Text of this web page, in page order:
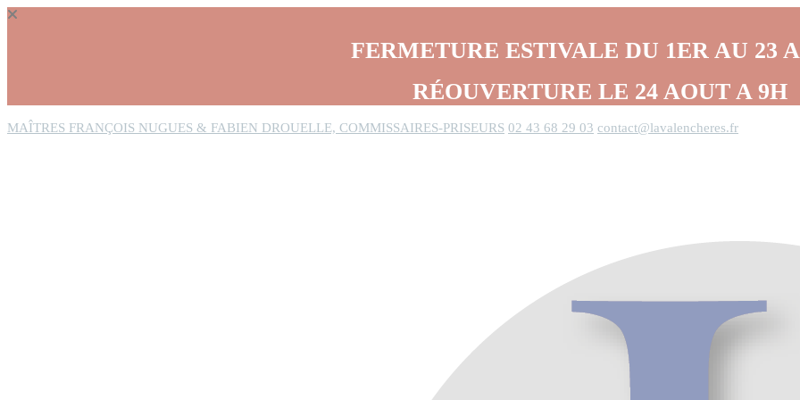
FERMETURE ESTIVALE DU 1ER AU 23
RÉOUVERTURE LE 24 AOUT A 9H
MAÎTRES FRANÇOIS NUGUES & FABIEN DROUELLE, COMMISSAIRES-PRISEURS 02 43 68 29 03 contact@lavalencheres.fr
Panneau de gestion des cookies